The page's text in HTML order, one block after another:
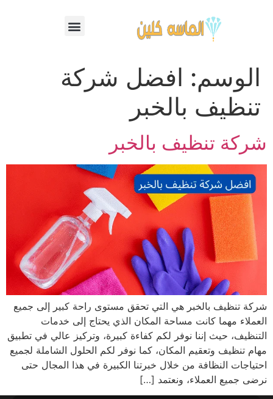
الوسم: افضل شركة
تنظيف بالخبر
شركة تنظيف بالخبر
شركة تنظيف بالخبر هي التي تحقق مستوى راحة كبير إلى جميع
العملاء مهما كانت مساحة المكان الذي يحتاج إلى خدمات
التنظيف، حيث إننا نوفر لكم كفاءة كبيرة، وتركيز عالي في تطبيق
مهام تنظيف وتعقيم المكان، كما نوفر لكم الحلول الشاملة لجميع
احتياجات النظافة من خلال خبرتنا الكبيرة في هذا المجال حتى
نرضى جميع العملاء، ونعتمد […]